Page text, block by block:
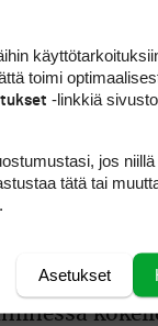
kilpailuissa
toimi
-linkkiä
jos
tätä tai
Asetukset